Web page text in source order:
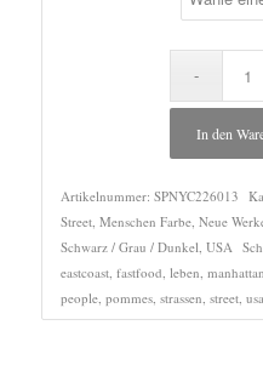
In den
Artikelnummer: SPNYC226013
Street, Menschen Farbe, Neue
Schwarz / Grau / Dunkel USA
eastcoast, fastfood leben manhattan
people, pommes, strassen street, usa